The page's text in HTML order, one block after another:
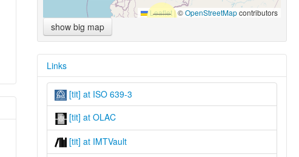
Leaflet|©OpenStreetMapcontributors
show big map
Links
[tit] at ISO 639-3
[tit] at OLAC
[tit] at IMTVault